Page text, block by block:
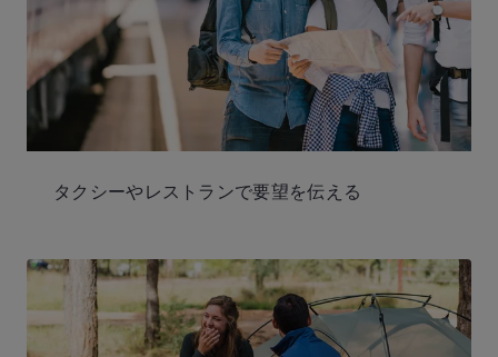
タクシーやレストランで要望を伝える